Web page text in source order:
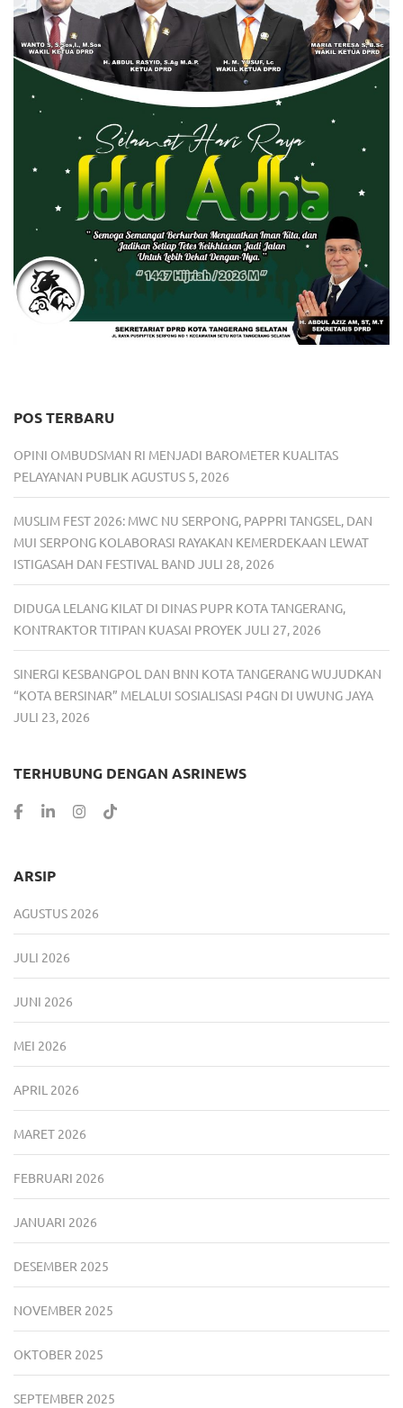
POS TERBARU
OPINI OMBUDSMAN RI MENJADI BAROMETER KUALITAS
PELAYANAN PUBLIK AGUSTUS 5, 2026
MUSLIM FEST 2026: MWC NU SERPONG, PAPPRI TANGSEL, DAN
MUI SERPONG KOLABORASI RAYAKAN KEMERDEKAAN LEWAT
ISTIGASAH DAN FESTIVAL BAND JULI 28, 2026
DIDUGA LELANG KILAT DI DINAS PUPR KOTA TANGERANG,
KONTRAKTOR TITIPAN KUASAI PROYEK JULI 27, 2026
SINERGI KESBANGPOL DAN BNN KOTA TANGERANG WUJUDKAN
“KOTA BERSINAR” MELALUI SOSIALISASI P4GN DI UWUNG JAYA
JULI 23, 2026
TERHUBUNG DENGAN ASRINEWS
ARSIP
AGUSTUS 2026
JULI 2026
JUNI 2026
MEI 2026
APRIL 2026
MARET 2026
FEBRUARI 2026
JANUARI 2026
DESEMBER 2025
NOVEMBER 2025
OKTOBER 2025
SEPTEMBER 2025